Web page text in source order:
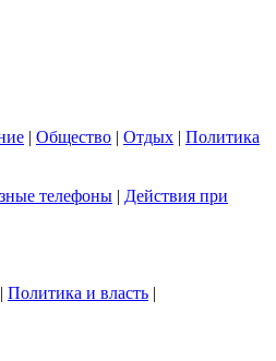
| Общество | Отдых | Политика
телефоны | Действия при
| Политика и власть |